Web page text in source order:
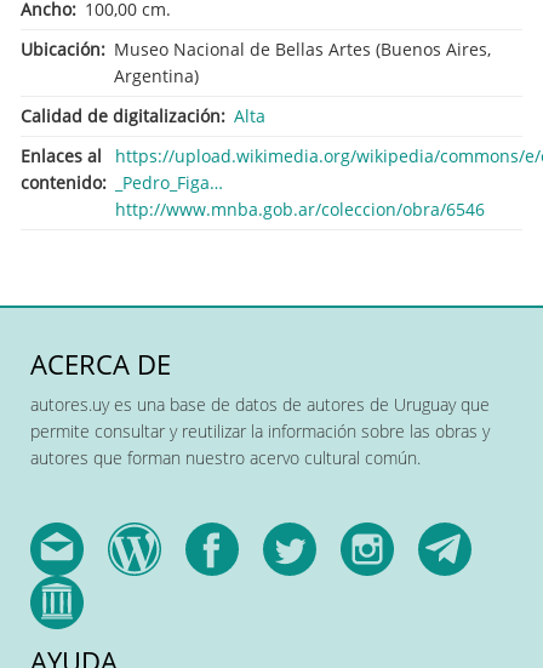
Ancho
100,00 cm.
Ubicación
Museo Nacional de Bellas Artes (Buenos Aires,
Argentina)
Calidad de digitalización
Alta
Enlaces al
contenido
https://upload.wikimedia.org/wikipedia/commons/e/
_Pedro_Figa…
http://www.mnba.gob.ar/coleccion/obra/6546
ACERCA DE
autores.uy es una base de datos de autores de Uruguay que
permite consultar y reutilizar la información sobre las obras y
autores que forman nuestro acervo cultural común.